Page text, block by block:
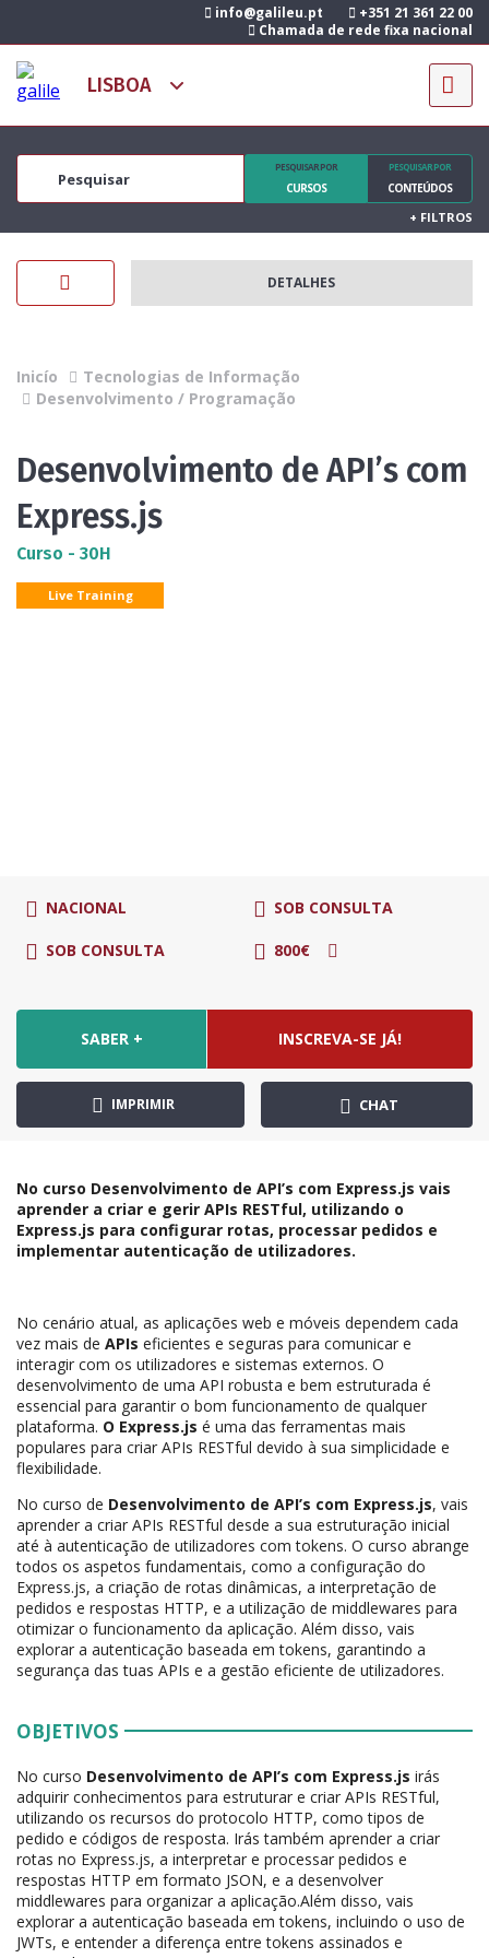
info@galileu.pt
+351 21 361 22 00
Chamada de rede fixa nacional
PESQUISAR POR
CURSOS
PESQUISAR POR
CONTEÚDOS
+ FILTROS
DETALHES
Inicío
Tecnologias de Informação
Desenvolvimento / Programação
Desenvolvimento de API’s com
Express.js
Curso - 30H
Live Training
NACIONAL SOB CONSULTA
SOB CONSULTA 800€
SABER + INSCREVA-SE JÁ!
IMPRIMIR CHAT
No curso Desenvolvimento de API’s com Express.js vais
aprender a criar e gerir APIs RESTful, utilizando o
Express.js para configurar rotas, processar pedidos e
implementar autenticação de utilizadores.
No cenário atual, as aplicações web e móveis dependem cada
vez mais de APIs eficientes e seguras para comunicar e
interagir com os utilizadores e sistemas externos. O
desenvolvimento de uma API robusta e bem estruturada é
essencial para garantir o bom funcionamento de qualquer
plataforma. O Express.js é uma das ferramentas mais
populares para criar APIs RESTful devido à sua simplicidade e
flexibilidade.
No curso de Desenvolvimento de API’s com Express.js, vais
aprender a criar APIs RESTful desde a sua estruturação inicial
até à autenticação de utilizadores com tokens. O curso abrange
todos os aspetos fundamentais, como a configuração do
Express.js, a criação de rotas dinâmicas, a interpretação de
pedidos e respostas HTTP, e a utilização de middlewares para
otimizar o funcionamento da aplicação. Além disso, vais
explorar a autenticação baseada em tokens, garantindo a
segurança das tuas APIs e a gestão eficiente de utilizadores.
OBJETIVOS
No curso Desenvolvimento de API’s com Express.js irás
adquirir conhecimentos para estruturar e criar APIs RESTful,
utilizando os recursos do protocolo HTTP, como tipos de
pedido e códigos de resposta. Irás também aprender a criar
rotas no Express.js, a interpretar e processar pedidos e
respostas HTTP em formato JSON, e a desenvolver
middlewares para organizar a aplicação.Além disso, vais
explorar a autenticação baseada em tokens, incluindo o uso de
JWTs, e entender a diferença entre tokens assinados e